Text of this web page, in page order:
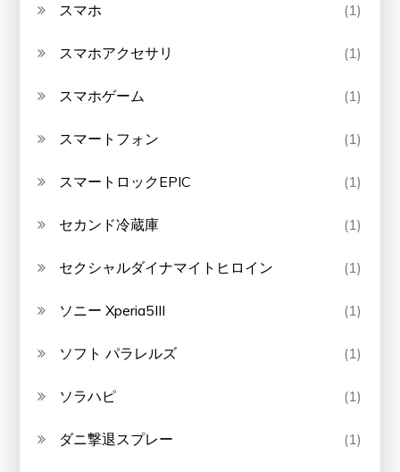
スマホ (1)
スマホアクセサリ (1)
スマホゲーム (1)
スマートフォン (1)
スマートロックEPIC (1)
セカンド冷蔵庫 (1)
セクシャルダイナマイトヒロイン (1)
ソニー Xperia5III (1)
ソフト パラレルズ (1)
ソラハピ (1)
ダニ撃退スプレー (1)